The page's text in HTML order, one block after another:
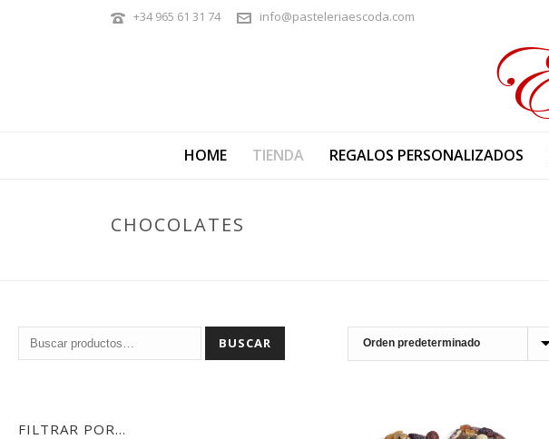
+34 965 61 31 74 info@pasteleriaescoda.com
HOME TIENDA REGALOS PERSONALIZADOS
CHOCOLATES
Buscar
por:
BUSCAR
FILTRAR POR…